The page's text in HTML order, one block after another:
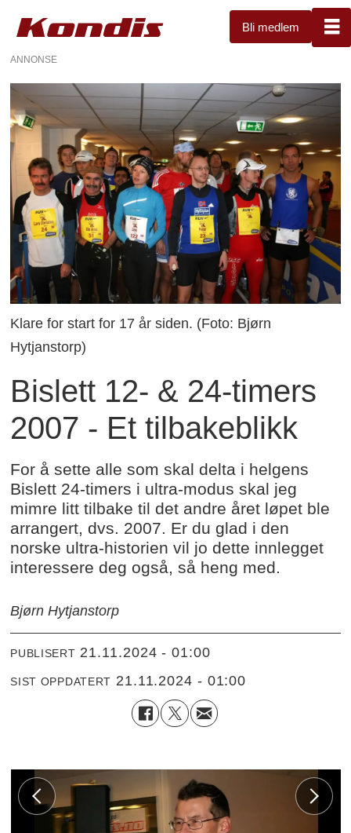
Bli medlem
ANNONSE
Klare for start for 17 år siden. (Foto: Bjørn
Hytjanstorp)
Bislett 12- & 24-timers
2007 - Et tilbakeblikk
For å sette alle som skal delta i helgens
Bislett 24-timers i ultra-modus skal jeg
mimre litt tilbake til det andre året løpet ble
arrangert, dvs. 2007. Er du glad i den
norske ultra-historien vil jo dette innlegget
interessere deg også, så heng med.
Bjørn Hytjanstorp
PUBLISERT 21.11.2024 - 01:00
SIST OPPDATERT 21.11.2024 - 01:00